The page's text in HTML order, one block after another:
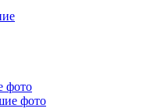
фото
фото